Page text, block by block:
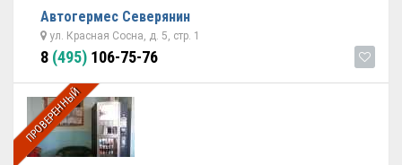
Автогермес Северянин
ул. Красная Сосна, д. 5, стр. 1
8 (495) 106-75-76
ПРОВЕРЕННЫЙ